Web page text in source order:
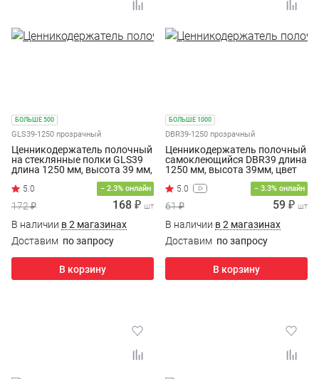
БОЛЬШЕ 500
GLS39-1250 прозрачный
Ценникодержатель полочный
на стеклянные полки GLS39
длина 1250 мм, высота 39 мм,
− 2.3% онлайн
172 ₽ 168 ₽ шт
В наличии в 2 магазинах
Доставим по запросу
В корзину
БОЛЬШЕ 1000
DBR39-1250 прозрачный
Ценникодержатель полочный
самоклеющийся DBR39 длина
1250 мм, высота 39мм, цвет
− 3.3% онлайн
61 ₽ 59 ₽ шт
В наличии в 2 магазинах
Доставим по запросу
В корзину